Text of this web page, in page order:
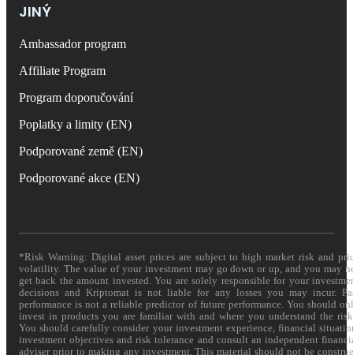
JINÝ
Ambassador program
Affiliate Program
Program doporučování
Poplatky a limity (EN)
Podporované země (EN)
Podporované akce (EN)
*Risk Warning: Digital asset prices are subject to high market risk and
volatility. The value of your investment may go down or up, and you may
get back the amount invested. You are solely responsible for your
decisions and Kriptomat is not liable for any losses you may incur.
performance is not a reliable predictor of future performance. You should
invest in products you are familiar with and where you understand the
You should carefully consider your investment experience, financial
investment objectives and risk tolerance and consult an independent
adviser prior to making any investment. This material should not be